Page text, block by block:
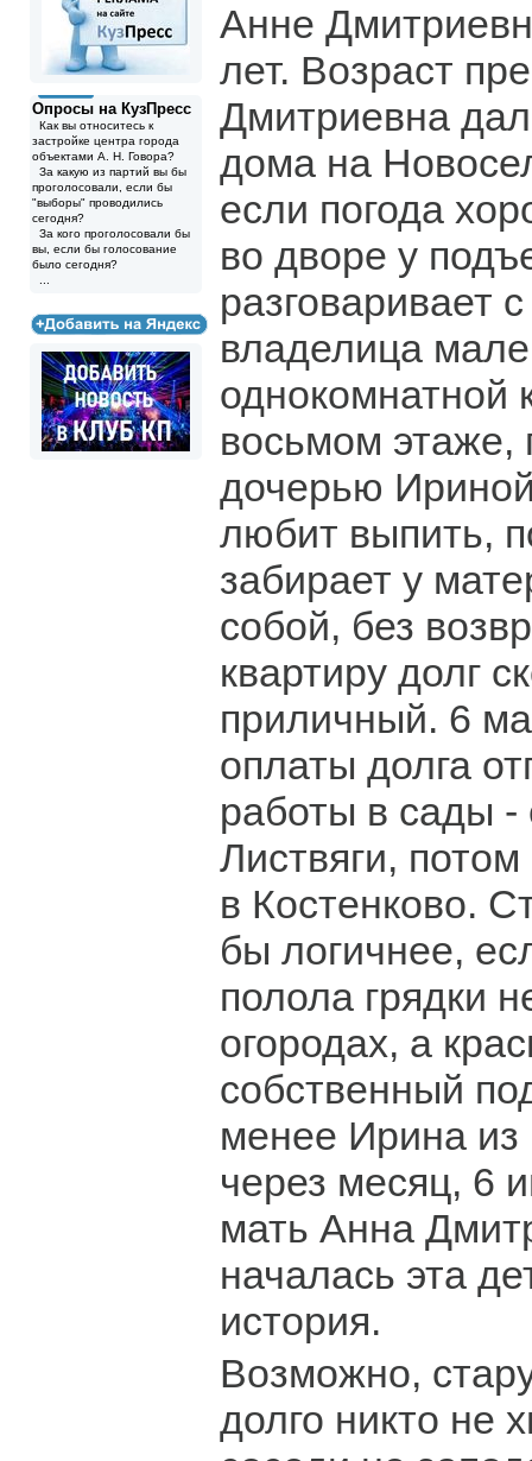
Опросы на КузПресс
Как вы относитесь к
застройке центра города
объектами А. Н. Говора?
За какую из партий вы бы
проголосовали, если бы
"выборы" проводились
сегодня?
За кого проголосовали бы
вы, если бы голосование
было сегодня?
Анне
лет. Возраст
Дмитриевна
дома на
если погода
во дворе у
разговаривает
владелица
однокомнатной
восьмом этаже,
дочерью
любит выпить,
забирает у
собой, без
квартиру долг
приличный. 6
оплаты долга
работы в сады -
Листвяги,
в Костенково.
бы логичнее,
полола грядки
огородах, а
собственный
менее Ирина из
через месяц, 6
мать Анна
началась эта
история.
Возможно,
долго никто не